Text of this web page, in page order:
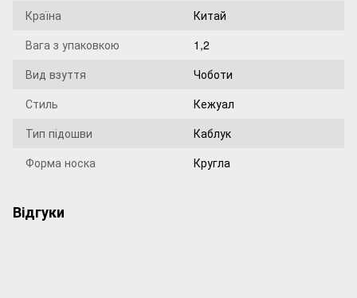
Країна
Китай
Вага з упаковкою
1,2
Вид взуття
Чоботи
Стиль
Кежуал
Тип підошви
Каблук
Форма носка
Кругла
Відгуки